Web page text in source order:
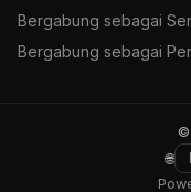
Bergabung sebagai
Bergabung sebagai
©
🌐